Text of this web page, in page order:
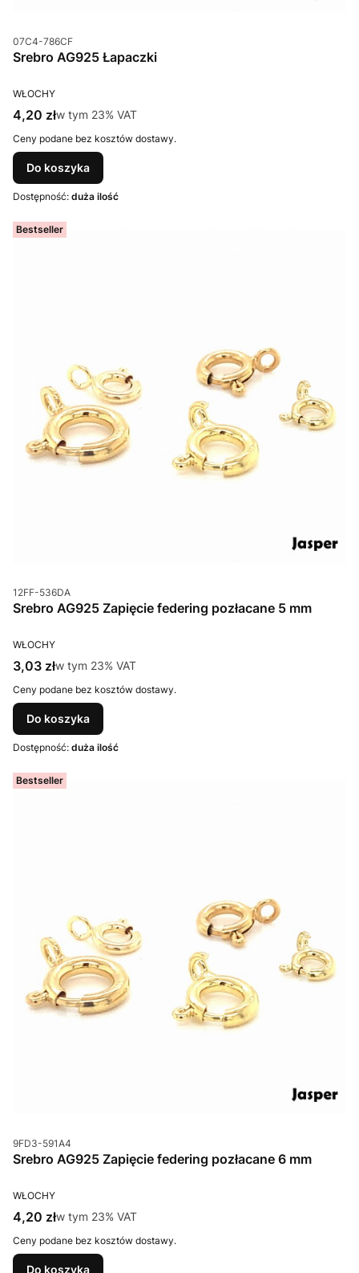
Kod produktu
07C4-786CF
Srebro AG925 Łapaczki
PRODUCENT
WŁOCHY
Cena brutto
4,20 złw tym %s VAT
w tym 23% VAT
Ceny podane bez kosztów dostawy.
Do koszyka
Dostępność: duża ilość
Bestseller
Kod produktu
12FF-536DA
Srebro AG925 Zapięcie federing pozłacane 5 mm
PRODUCENT
WŁOCHY
Cena brutto
3,03 złw tym %s VAT
w tym 23% VAT
Ceny podane bez kosztów dostawy.
Do koszyka
Dostępność: duża ilość
Bestseller
Kod produktu
9FD3-591A4
Srebro AG925 Zapięcie federing pozłacane 6 mm
PRODUCENT
WŁOCHY
Cena brutto
4,20 złw tym %s VAT
w tym 23% VAT
Ceny podane bez kosztów dostawy.
Do koszyka